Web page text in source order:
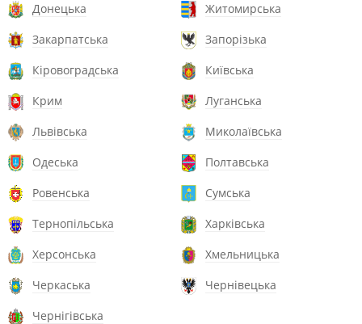
Донецька
Житомирська
Закарпатська
Запорізька
Кіровоградська
Київська
Крим
Луганська
Львівська
Миколаївська
Одеська
Полтавська
Ровенська
Сумська
Тернопільська
Харківська
Херсонська
Хмельницька
Черкаська
Чернівецька
Чернігівська